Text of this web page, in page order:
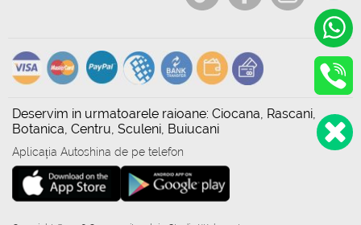
Deservim in urmatoarele raioane: Ciocana, Rascani,
Botanica, Centru, Sculeni, Buiucani
Aplicația Autoshina de pe telefon